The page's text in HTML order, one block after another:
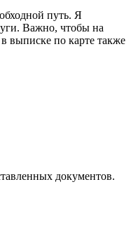
путь. Я
Важно, чтобы на
выписке по карте также
документов.